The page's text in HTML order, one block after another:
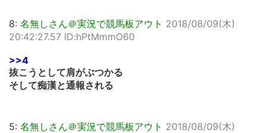
8: 名無しさん＠実況で競馬板アウト 2018/08/09(木)
20:42:27.57 ID:hPtMmmO60
>>4
抜こうとして肩がぶつかる
そして痴漢と通報される
5: 名無しさん＠実況で競馬板アウト 2018/08/09(木)